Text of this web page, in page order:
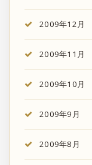
2009年12月
2009年11月
2009年10月
2009年9月
2009年8月